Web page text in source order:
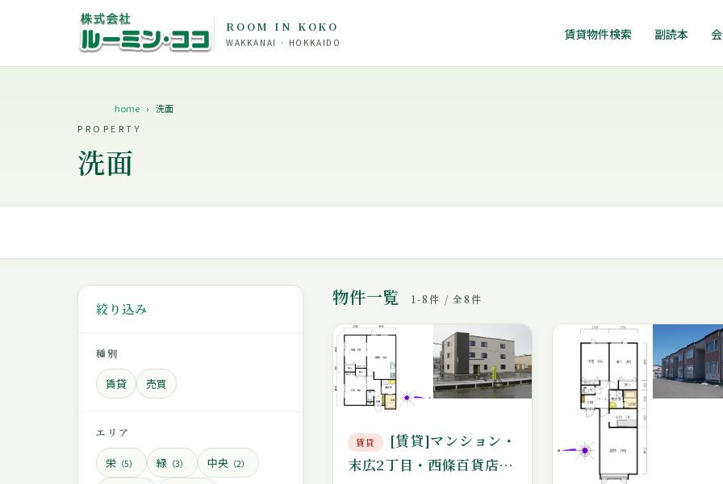
ROOM IN KOKO
WAKKANAI · HOKKAIDO 賃貸物件検索 副読本
home
洗面
PROPERTY
洗面
絞り込み
種別
賃貸 売買
エリア
栄 （5） 緑 （3） 中央 （2）
物件一覧 1-8件 / 全8件
賃貸
[賃貸]マンション・
末広2丁目・西條百貨店裏